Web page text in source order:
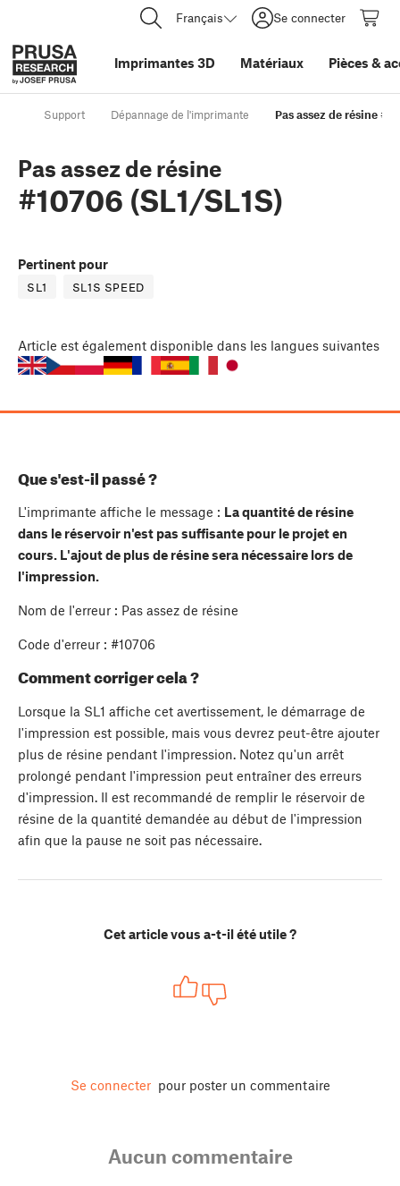
Français Se connecter
Imprimantes 3D Matériaux Pièces &
Support Dépannage de l'imprimante Pas assez de résine
Pas assez de résine
#10706 (SL1/SL1S)
Pertinent pour
SL1 SL1S SPEED
Article est également disponible dans les langues suivantes
Que s'est-il passé ?
L'imprimante affiche le message : La quantité de résine
dans le réservoir n'est pas suffisante pour le projet en
cours. L'ajout de plus de résine sera nécessaire lors de
l'impression.
Nom de l'erreur : Pas assez de résine
Code d'erreur : #10706
Comment corriger cela ?
Lorsque la SL1 affiche cet avertissement, le démarrage de
l'impression est possible, mais vous devrez peut-être ajouter
plus de résine pendant l'impression. Notez qu'un arrêt
prolongé pendant l'impression peut entraîner des erreurs
d'impression. Il est recommandé de remplir le réservoir de
résine de la quantité demandée au début de l'impression
afin que la pause ne soit pas nécessaire.
Cet article vous a-t-il été utile ?
Se connecter pour poster un commentaire
Aucun commentaire